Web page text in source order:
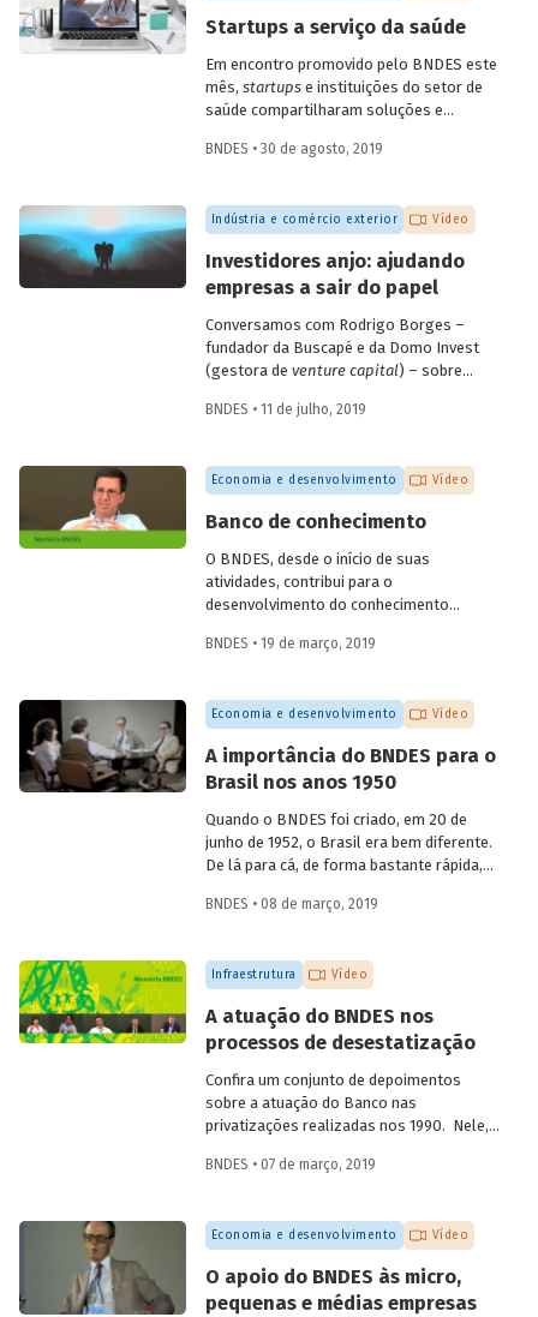
Startups a serviço da saúde
Em encontro promovido pelo BNDES este
mês, startupse instituições do setor de
saúde compartilharam soluções e
presença de mais de dez startups e de 15
e privado, incluindo hospitais, planos de
saúde, empresas farmacêuticas e
empresas de diagnóstico. Confira a seguir
as questões discutidas e vídeo com
alguns depoimentos do evento.
BNDES • 30 de agosto, 2019
Indústria e comércio exterior Vídeo
Investidores anjo: ajudando
empresas a sair do papel
Conversamos com Rodrigo Borges –
fundador da Buscapé e da Domo Invest
(gestora de venture capital) – sobre
Confira alguns destaques da entrevista e
anjo escolhem em quaisstartupsinvestir
e ajudam os empreendedores a tirar os
BNDES • 11 de julho, 2019
Economia e desenvolvimento Vídeo
Banco de conhecimento
O BNDES, desde o início de suas
atividades, contribui para o
desenvolvimento do conhecimento
reflexões internas e disponibilizando-as
produção editorial. O economista
Fernando Pimentel Puga, em depoimento
colhido pelo programa de memória do
Banco, durante as comemorações do
aniversário de 60 anos da instituição, em
2012, compartilha sua visão quanto à
atuação institucional na produção de
estudos e linhas de pesquisa.
BNDES • 19 de março, 2019
Economia e desenvolvimento Vídeo
A importância do BNDES para o
Brasil nos anos 1950
Quando o BNDES foi criado, em 20 de
junho de 1952, o Brasil era bem diferente.
De lá para cá, de forma bastante rápida,
desencadeadas ao mesmo tempo, em
o país começou a ficar moderno. Em
vídeo, dois ex-empregados do Banco que
trajetória da instituição abordam
questões que demonstram a importância
e o valor agregado pelo BNDES ao
projeto de desenvolvimento nacional.
BNDES • 08 de março, 2019
Infraestrutura Vídeo
A atuação do BNDES nos
processos de desestatização
Confira um conjunto de depoimentos
sobre a atuação do Banco nas
privatizações realizadas nos 1990. Nele,
desafios enfrentados à época e sobre os
dessas desestatizações.
BNDES • 07 de março, 2019
Economia e desenvolvimento Vídeo
O apoio do BNDES às micro,
pequenas e médias empresas